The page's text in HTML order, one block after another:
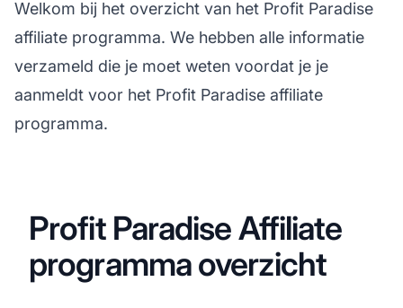
Welkom bij het overzicht van het Profit Paradise
affiliate programma. We hebben alle informatie
verzameld die je moet weten voordat je je
aanmeldt voor het Profit Paradise affiliate
programma.
Profit Paradise Affiliate
programma overzicht